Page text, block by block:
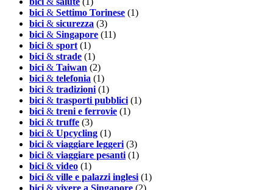
bici & Settimo Torinese (1)
bici & sicurezza (3)
bici & Singapore (11)
bici & sport (1)
bici & strade (1)
bici & Taiwan (2)
bici & telefonia (1)
bici & tradizioni (1)
bici & trasporti pubblici (1)
bici & treni e ferrovie (1)
bici & truffe (3)
bici & Upcycling (1)
bici & viaggiare leggeri (3)
bici & viaggiare pesanti (1)
bici & video (1)
bici & ville e palazzi inglesi (1)
bici & vivere a Singapore (2)